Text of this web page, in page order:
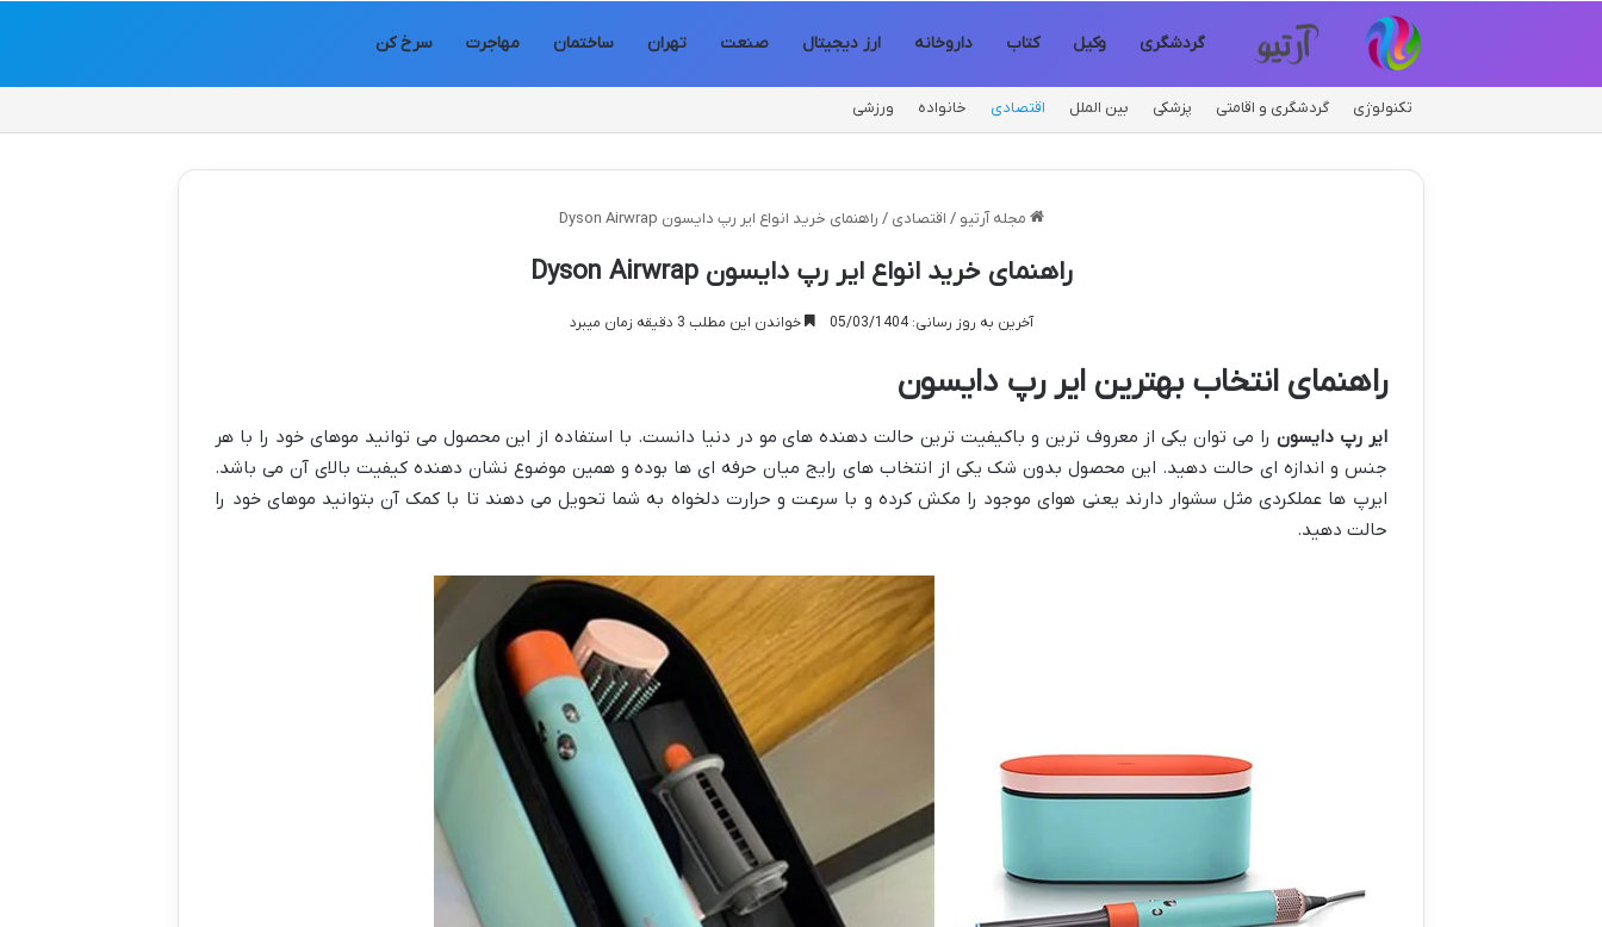
گردشگری وکیل کتاب داروخانه ارز دیجیتال صنعت تهران ساختمان مهاجرت سرخ کن
تکنولوژی گردشگری و اقامتی پزشکی بین الملل اقتصادی خانواده ورزشی
مجله آرتیو / اقتصادی / راهنمای خرید انواع ایر رپ دایسون Dyson Airwrap
راهنمای خرید انواع ایر رپ دایسون Dyson Airwrap
آخرین به روز رسانی: 05/03/1404 خواندن این مطلب 3 دقیقه زمان میبرد
راهنمای انتخاب بهترین ایر رپ دایسون
ایر رپ دایسون را می توان یکی از معروف ترین و باکیفیت ترین حالت دهنده های مو در دنیا دانست. با استفاده از این محصول می توانید موهای خود را با هر
جنس و اندازه ای حالت دهید. این محصول بدون شک یکی از انتخاب های رایج میان حرفه ای ها بوده و همین موضوع نشان دهنده کیفیت بالای آن می باشد.
ایرپ ها عملکردی مثل سشوار دارند یعنی هوای موجود را مکش کرده و با سرعت و حرارت دلخواه به شما تحویل می دهند تا با کمک آن بتوانید موهای خود را
حالت دهید.